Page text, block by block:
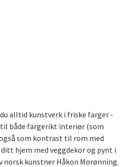
alltid kunstverk i friske farger -
både fargerikt interiør (som
som kontrast til rom med
hjem med veggdekor og pynt i
norsk kunstner Håkon Morønning.